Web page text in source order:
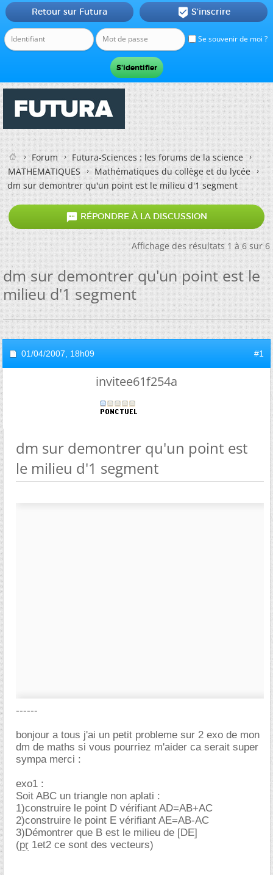
Se souvenir de moi ?
Retour sur Futura  S'inscrire
Forum
Futura-Sciences : les forums de la science
MATHEMATIQUES
Mathématiques du collège et du lycée
dm sur demontrer qu'un point est le milieu d'1 segment
 RÉPONDRE À LA DISCUSSION
Affichage des résultats 1 à 6 sur 6
dm sur demontrer qu'un point est le
milieu d'1 segment
01/04/2007, 18h09 #1
invitee61f254a
dm sur demontrer qu'un point est
le milieu d'1 segment
------
bonjour a tous j'ai un petit probleme sur 2 exo de mon
dm de maths si vous pourriez m'aider ca serait super
sympa merci :
exo1 :
Soit ABC un triangle non aplati :
1)construire le point D vérifiant AD=AB+AC
2)construire le point E vérifiant AE=AB-AC
3)Démontrer que B est le milieu de [DE]
(pr 1et2 ce sont des vecteurs)